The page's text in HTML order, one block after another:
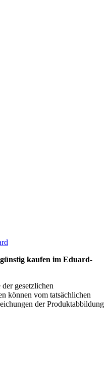
kaufen im Eduard-
gesetzlichen
können vom tatsächlichen
der Produktabbildung